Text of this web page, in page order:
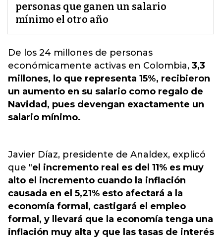
personas que ganen un salario
mínimo el otro año
De los 24 millones de personas
económicamente activas en Colombia, 3,3
millones, lo que representa 15%, recibieron
un aumento en su salario como regalo de
Navidad, pues devengan exactamente un
salario mínimo.
Javier Díaz, presidente de Analdex, explicó
que "el incremento real es del 11% es muy
alto el incremento cuando la inflación
causada en el 5,21% esto afectará a la
economía formal, castigará el empleo
formal, y llevará que la economía tenga una
inflación muy alta y que las tasas de interés